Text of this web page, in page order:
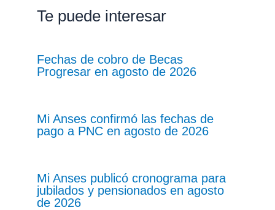
Te puede interesar
Fechas de cobro de Becas
Progresar en agosto de 2026
Mi Anses confirmó las fechas de
pago a PNC en agosto de 2026
Mi Anses publicó cronograma para
jubilados y pensionados en agosto
de 2026